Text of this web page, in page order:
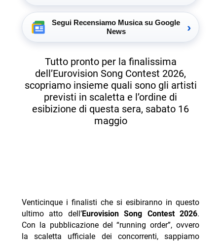
Segui Recensiamo Musica su Google
News
›
Tutto pronto per la finalissima
dell’Eurovision Song Contest 2026,
scopriamo insieme quali sono gli artisti
previsti in scaletta e l’ordine di
esibizione di questa sera, sabato 16
maggio
Venticinque i finalisti che si esibiranno in questo
ultimo atto dell’Eurovision Song Contest 2026.
Con la pubblicazione del “running order”, ovvero
la scaletta ufficiale dei concorrenti, sappiamo